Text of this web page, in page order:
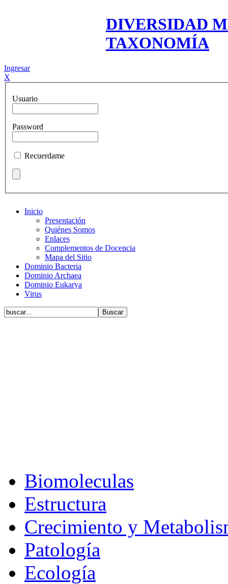
DIVERSIDAD
TAXONOMÍA
Ingresar
X
Usuario
Password
Recuerdame
Inicio
Presentación
Quiénes Somos
Enlaces
Complementos de Docencia
Mapa del Sitio
Dominio Bacteria
Dominio Archaea
Dominio Eukarya
Virus
Biomoleculas
Estructura
Crecimiento y
Patología
Ecología